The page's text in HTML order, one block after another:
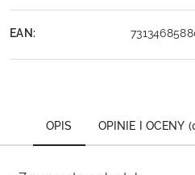
EAN:
OPIS OPINIE I OCENY